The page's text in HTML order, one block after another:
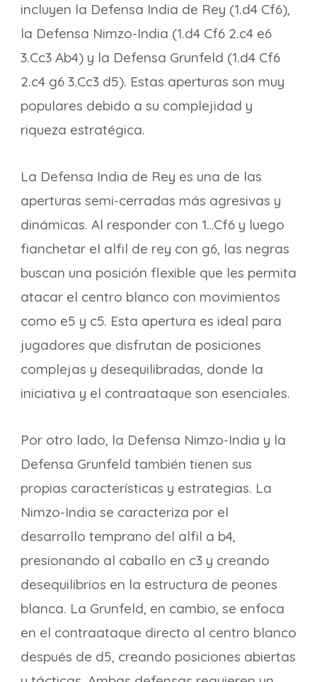
incluyen la Defensa India de Rey (1.d4 Cf6),
la Defensa Nimzo-India (1.d4 Cf6 2.c4 e6
3.Cc3 Ab4) y la Defensa Grunfeld (1.d4 Cf6
2.c4 g6 3.Cc3 d5). Estas aperturas son muy
populares debido a su complejidad y
riqueza estratégica.
La Defensa India de Rey es una de las
aperturas semi-cerradas más agresivas y
dinámicas. Al responder con 1…Cf6 y luego
fianchetar el alfil de rey con g6, las negras
buscan una posición flexible que les permita
atacar el centro blanco con movimientos
como e5 y c5. Esta apertura es ideal para
jugadores que disfrutan de posiciones
complejas y desequilibradas, donde la
iniciativa y el contraataque son esenciales.
Por otro lado, la Defensa Nimzo-India y la
Defensa Grunfeld también tienen sus
propias características y estrategias. La
Nimzo-India se caracteriza por el
desarrollo temprano del alfil a b4,
presionando al caballo en c3 y creando
desequilibrios en la estructura de peones
blanca. La Grunfeld, en cambio, se enfoca
en el contraataque directo al centro blanco
después de d5, creando posiciones abiertas